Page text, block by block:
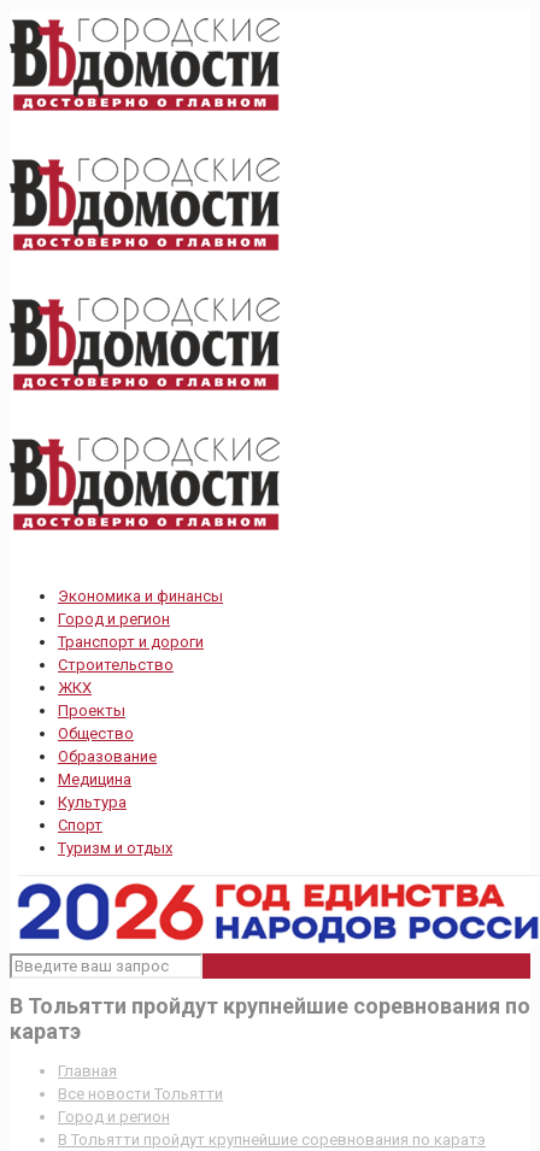
Экономика и финансы
Город и регион
Транспорт и дороги
Строительство
ЖКХ
Проекты
Общество
Образование
Медицина
Культура
Спорт
Туризм и отдых
В Тольятти пройдут крупнейшие соревнования по
каратэ
Главная
Все новости Тольятти
Город и регион
В Тольятти пройдут крупнейшие соревнования по каратэ